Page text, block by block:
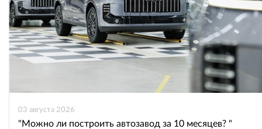
03 августа 2026
"Можно ли построить автозавод за 10 месяцев? "